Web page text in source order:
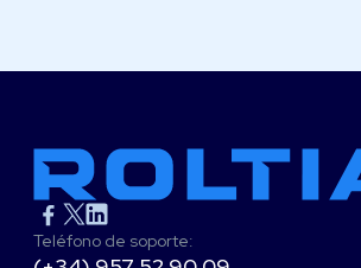
Teléfono de soporte: